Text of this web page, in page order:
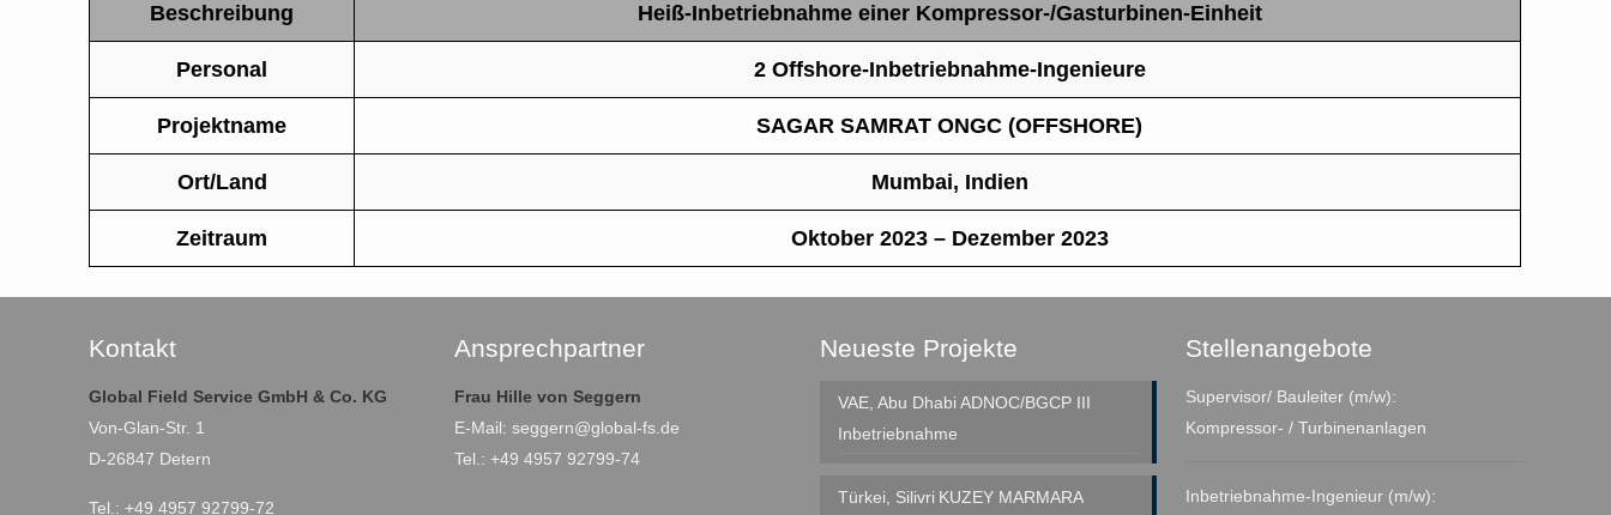
Beschreibung Heiß-Inbetriebnahme einer Kompressor-/Gasturbinen-Einheit
Personal 2 Offshore-Inbetriebnahme-Ingenieure
Projektname SAGAR SAMRAT ONGC (OFFSHORE)
Ort/Land Mumbai, Indien
Zeitraum Oktober 2023 – Dezember 2023
Kontakt
Global Field Service GmbH & Co. KG
Von-Glan-Str. 1
D-26847 Detern
Tel.: +49 4957 92799-72
Ansprechpartner
Frau Hille von Seggern
E-Mail:seggern@global-fs.de
Tel.: +49 4957 92799-74
Neueste Projekte
VAE, Abu Dhabi ADNOC/BGCP III
Inbetriebnahme
Türkei, Silivri KUZEY MARMARA
Stellenangebote
Supervisor/ Bauleiter (m/w):
Kompressor- / Turbinenanlagen
Inbetriebnahme-Ingenieur (m/w):